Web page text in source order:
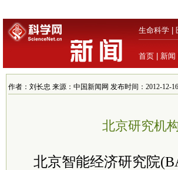
生命科学
首页 新闻
作者：刘长忠 来源：中国新闻网 发布时间：2012-12-
北京研究机
北京智能经济研究院